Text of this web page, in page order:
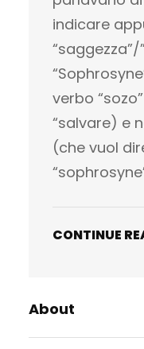
indicare
verbo
“salvare) e
(che vuol
CONTINUE
About